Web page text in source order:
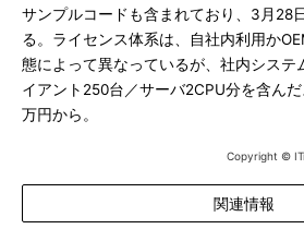
サンプルコードも含まれており、3月28
る。ライセンス体系は、自社内利用か
態によって異なっているが、社内システ
イアント250台／サーバ2CPU分を含ん
万円から。
Copyright ©
関連情報